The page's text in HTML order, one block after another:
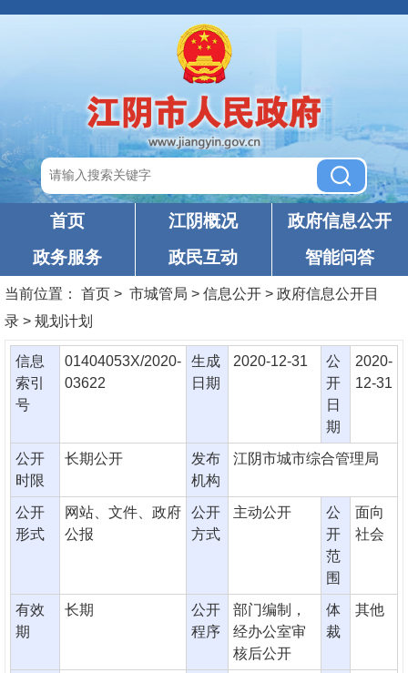
首页 江阴概况
政府信息公开
政务服务
政民互动 智能问答
当前位置： 首页 > 市城管局 > 信息公开 > 政府信息公开目
录 > 规划计划
信息
索引
号
01404053X/2020-
03622
生成
日期
2020-12-31
公
开
日
期
2020-
12-31
公开
时限
长期公开
发布
机构
江阴市城市综合管理局
公开
形式
网站、文件、政府
公报
公开
方式
主动公开
公
开
范
围
面向
社会
有效
期
长期
公开
程序
部门编制，
经办公室审
核后公开
体
裁
其他